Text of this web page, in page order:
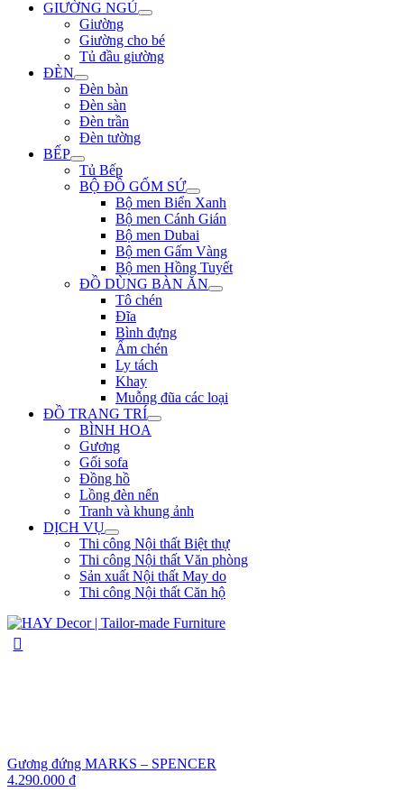
GIƯỜNG NGỦ
Giường
Giường cho bé
Tủ đầu giường
ĐÈN
Đèn bàn
Đèn sàn
Đèn trần
Đèn tường
BẾP
Tủ Bếp
BỘ ĐỒ GỐM SỨ
Bộ men Biển Xanh
Bộ men Cánh Gián
Bộ men Dubai
Bộ men Gấm Vàng
Bộ men Hồng Tuyết
ĐỒ DÙNG BÀN ĂN
Tô chén
Đĩa
Bình đựng
Ấm chén
Ly tách
Khay
Muỗng đũa các loại
ĐỒ TRANG TRÍ
BÌNH HOA
Gương
Gối sofa
Đồng hồ
Lồng đèn nến
Tranh và khung ảnh
DỊCH VỤ
Thi công Nội thất Biệt thự
Thi công Nội thất Văn phòng
Sản xuất Nội thất May do
Thi công Nội thất Căn hộ
Gương đứng MARKS – SPENCER
4.290.000 ₫